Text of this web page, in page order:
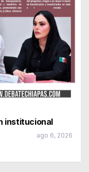
institucional
ago 6, 2026